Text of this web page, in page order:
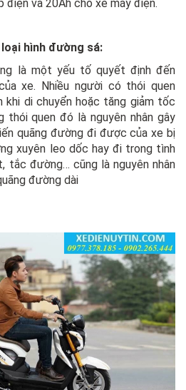
điện và 20Ah cho xe máy điện.
hình đường sá:
là một yếu tố quyết định đến
xe. Nhiều người có thói quen
khi di chuyển hoặc tăng giảm tốc
thói quen đó là nguyên nhân gây
quãng đường đi được của xe bị
xuyên leo dốc hay đi trong tình
tắc đường… cũng là nguyên nhân
đường dài